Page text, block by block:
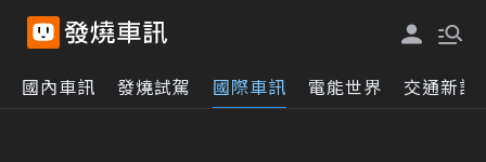
國內車訊 發燒試駕 國際車訊 電能世界 交通新訊